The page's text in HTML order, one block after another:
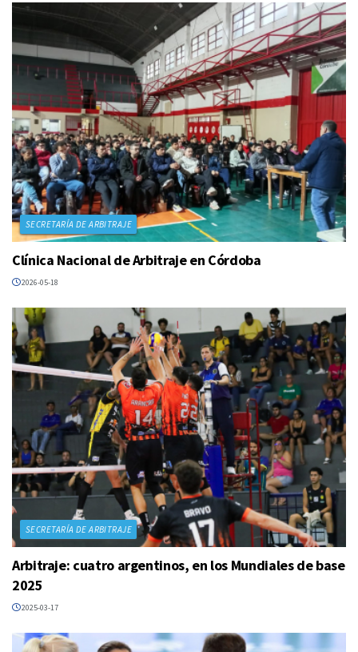
SECRETARÍA DE ARBITRAJE
Clínica Nacional de Arbitraje en Córdoba
2026-05-18
SECRETARÍA DE ARBITRAJE
Arbitraje: cuatro argentinos, en los Mundiales de base
2025
2025-03-17